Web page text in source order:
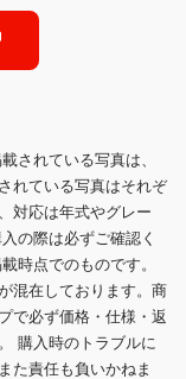
メラ
されている写真は、
れている写真はそれぞ
対応は年式やグレー
の際は必ずご確認く
時点でのものです。
混在しております。商
で必ず価格・仕様・返
購入時のトラブルに
た責任も負いかねま